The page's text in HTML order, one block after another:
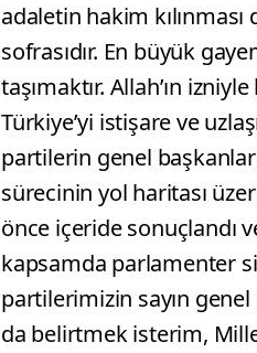
adaletin hakim
sofrasıdır. En büyük
taşımaktır. Allah’ın
Türkiye’yi istişare ve
partilerin genel
sürecinin yol haritası
önce içeride sonuçlandı
kapsamda parlamenter
partilerimizin sayın genel
da belirtmek isterim,